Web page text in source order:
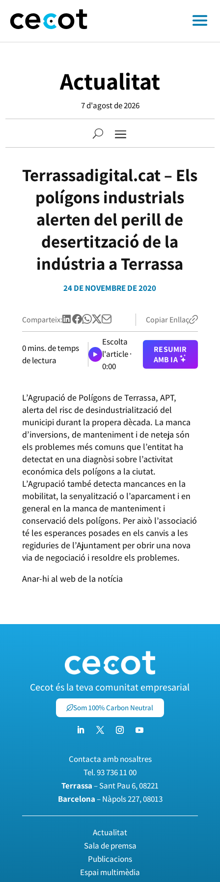
Actualitat
7 d'agost de 2026
Terrassadigital.cat – Els
polígons industrials
alerten del perill de
desertització de la
indústria a Terrassa
24 DE NOVEMBRE DE 2020
Comparteix: Copiar Enllaç
0mins. de temps
de lectura
Escolta
l'article ·
0:00
RESUMIR
AMB IA
L’Agrupació de Polígons de Terrassa, APT,
alerta del risc de desindustrialització del
municipi durant la propera dècada. La manca
d’inversions, de manteniment i de neteja són
els problemes més comuns que l’entitat ha
detectat en una diagnòsi sobre l’activitat
económica dels polígons a la ciutat.
L’Agrupació també detecta mancances en la
mobilitat, la senyalització o l’aparcament i en
general en la manca de manteniment i
conservació dels polígons. Per això l’associació
té les esperances posades en els canvis a les
regiduries de l’Ajuntament per obrir una nova
via de negociació i resoldre els problemes.
Anar-hi al web de la notícia
Cecot és la teva comunitat empresarial
Som 100% Carbon Neutral
Contacta amb nosaltres
Tel.93 736 11 00
Terrassa– Sant Pau 6, 08221
Barcelona– Nàpols 227, 08013
Actualitat
Sala de premsa
Publicacions
Espai multimèdia